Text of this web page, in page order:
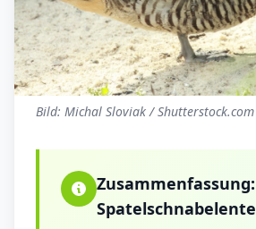
Bild: Michal Sloviak / Shutterstock.com
Zusammenfassung:
Spatelschnabelente